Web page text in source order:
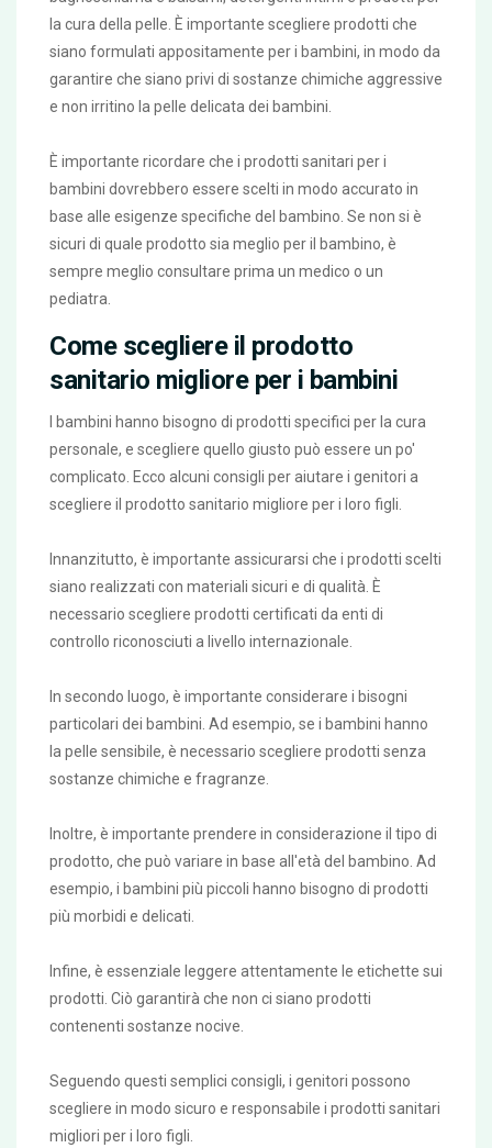
la cura della pelle. È importante scegliere prodotti che
siano formulati appositamente per i bambini, in modo da
garantire che siano privi di sostanze chimiche aggressive
e non irritino la pelle delicata dei bambini.
È importante ricordare che i prodotti sanitari per i
bambini dovrebbero essere scelti in modo accurato in
base alle esigenze specifiche del bambino. Se non si è
sicuri di quale prodotto sia meglio per il bambino, è
sempre meglio consultare prima un medico o un
pediatra.
Come scegliere il prodotto
sanitario migliore per i bambini
I bambini hanno bisogno di prodotti specifici per la cura
personale, e scegliere quello giusto può essere un po'
complicato. Ecco alcuni consigli per aiutare i genitori a
scegliere il prodotto sanitario migliore per i loro figli.
Innanzitutto, è importante assicurarsi che i prodotti scelti
siano realizzati con materiali sicuri e di qualità. È
necessario scegliere prodotti certificati da enti di
controllo riconosciuti a livello internazionale.
In secondo luogo, è importante considerare i bisogni
particolari dei bambini. Ad esempio, se i bambini hanno
la pelle sensibile, è necessario scegliere prodotti senza
sostanze chimiche e fragranze.
Inoltre, è importante prendere in considerazione il tipo di
prodotto, che può variare in base all'età del bambino. Ad
esempio, i bambini più piccoli hanno bisogno di prodotti
più morbidi e delicati.
Infine, è essenziale leggere attentamente le etichette sui
prodotti. Ciò garantirà che non ci siano prodotti
contenenti sostanze nocive.
Seguendo questi semplici consigli, i genitori possono
scegliere in modo sicuro e responsabile i prodotti sanitari
migliori per i loro figli.